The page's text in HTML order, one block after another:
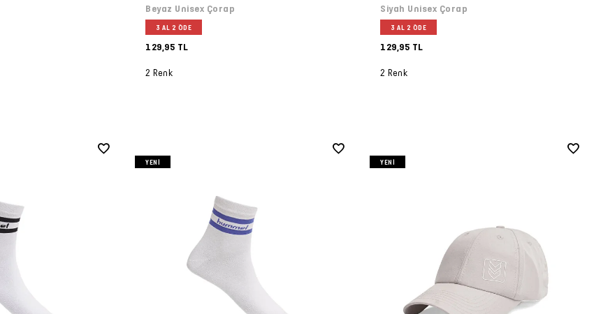
Beyaz Unisex Çorap
3 AL 2 ÖDE
129,95 TL
2 Renk
Siyah Unisex Çorap
3 AL 2 ÖDE
129,95 TL
2 Renk
YENI YENI